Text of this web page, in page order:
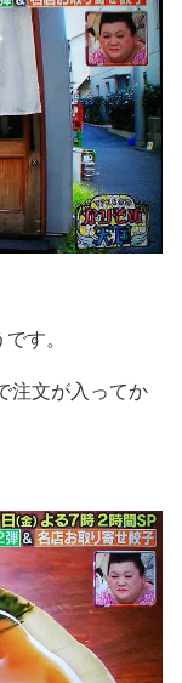
す。
注文が入ってか